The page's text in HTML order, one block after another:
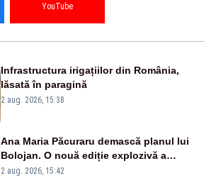
YouTube
Infrastructura irigațiilor din România,
lăsată în paragină
2 aug. 2026, 15:38
Ana Maria Păcuraru demască planul lui
Bolojan. O nouă ediție explozivă a
emisiunii „Miza Zilei” la Realitatea PLUS
2 aug. 2026, 15:42